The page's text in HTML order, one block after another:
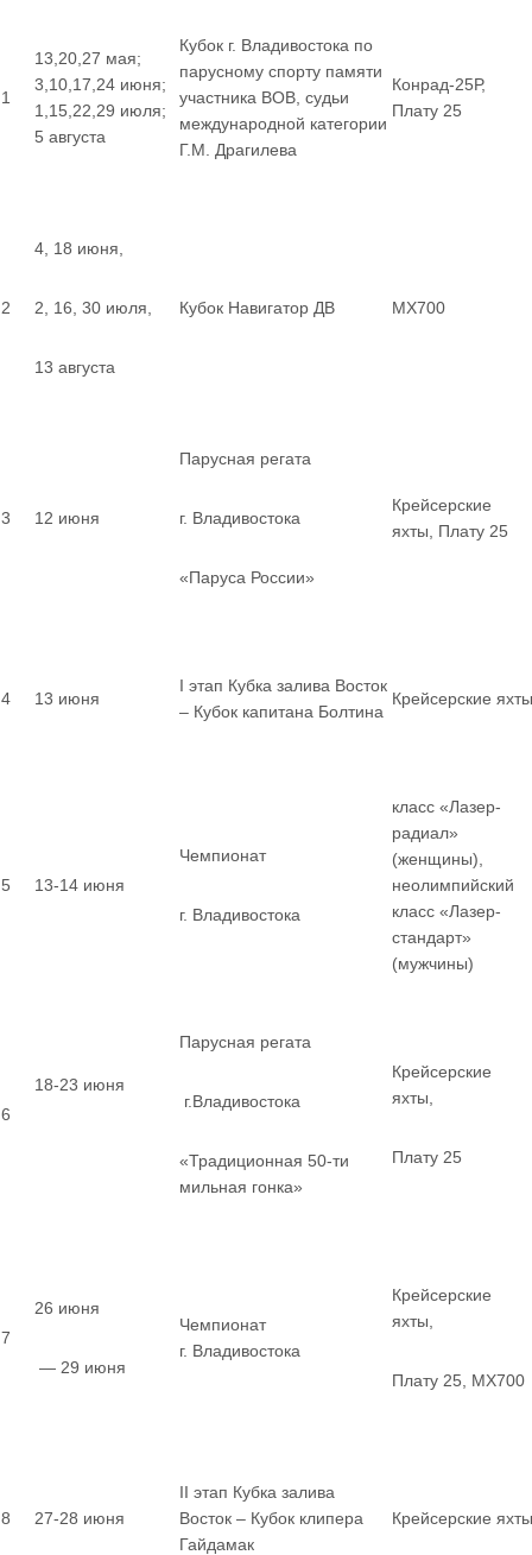
1
13,20,27 мая;
3,10,17,24 июня;
1,15,22,29 июля;
5 августа
Кубок г. Владивостока по
парусному спорту памяти
участника ВОВ, судьи
международной категории
Г.М. Драгилева
Конрад-25Р,
Плату 25
2
4, 18 июня,
2, 16, 30 июля,
13 августа
Кубок Навигатор ДВ MX700
3 12 июня
Парусная регата
г. Владивостока
«Паруса России»
Крейсерские
яхты, Плату 25
4 13 июня
I этап Кубка залива Восток
– Кубок капитана Болтина
Крейсерские яхты
5 13-14 июня
Чемпионат
г. Владивостока
класс «Лазер-
радиал»
(женщины),
неолимпийский
класс «Лазер-
стандарт»
(мужчины)
6
18-23 июня
Парусная регата
г.Владивостока
«Традиционная 50-ти
мильная гонка»
Крейсерские
яхты,
Плату 25
7
26 июня
— 29 июня
Чемпионат
г. Владивостока
Крейсерские
яхты,
Плату 25, MX700
8 27-28 июня
II этап Кубка залива
Восток – Кубок клипера
Гайдамак
Крейсерские яхты